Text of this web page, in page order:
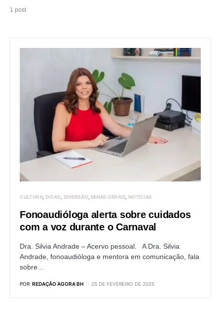
1 post
CULTURA DICAS DIVERSÃO MINAS GERAIS NOTÍCIAS
Fonoaudióloga alerta sobre cuidados
com a voz durante o Carnaval
Dra. Silvia Andrade – Acervo pessoal. A Dra. Silvia
Andrade, fonoaudióloga e mentora em comunicação, fala
sobre…
POR REDAÇÃO AGORA BH 25 DE FEVEREIRO DE 2025